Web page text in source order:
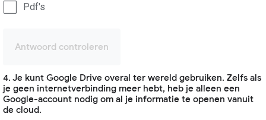
Pdf's
Antwoord controleren
4. Je kunt Google Drive overal ter wereld gebruiken. Zelfs als
je geen internetverbinding meer hebt, heb je alleen een
Google-account nodig om al je informatie te openen vanuit
de cloud.